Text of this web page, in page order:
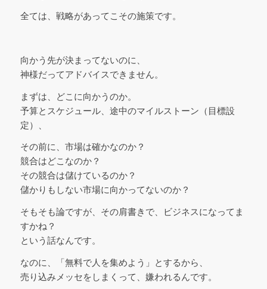
全ては、戦略があってこその施策です。
向かう先が決まってないのに、
神様だってアドバイスできません。
まずは、どこに向かうのか。
予算とスケジュール、途中のマイルストーン（目標設
定）、
その前に、市場は確かなのか？
競合はどこなのか？
その競合は儲けているのか？
儲かりもしない市場に向かってないのか？
そもそも論ですが、その肩書きで、ビジネスになってま
すかね？
という話なんです。
なのに、「無料で人を集めよう」とするから、
売り込みメッセをしまくって、嫌われるんです。